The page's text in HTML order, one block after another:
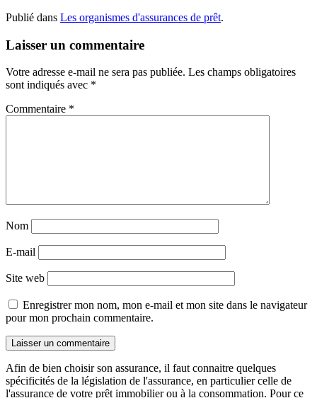
Publié dans Les organismes d'assurances de prêt.
Laisser un commentaire
Votre adresse e-mail ne sera pas publiée. Les champs obligatoires
sont indiqués avec *
Commentaire *
Nom
E-mail
Site web
Enregistrer mon nom, mon e-mail et mon site dans le navigateur
pour mon prochain commentaire.
Afin de bien choisir son assurance, il faut connaitre quelques
spécificités de la législation de l'assurance, en particulier celle de
l'assurance de votre prêt immobilier ou à la consommation. Pour ce